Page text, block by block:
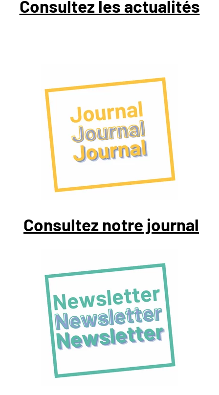
Consultez les actualités
Consultez notre journal